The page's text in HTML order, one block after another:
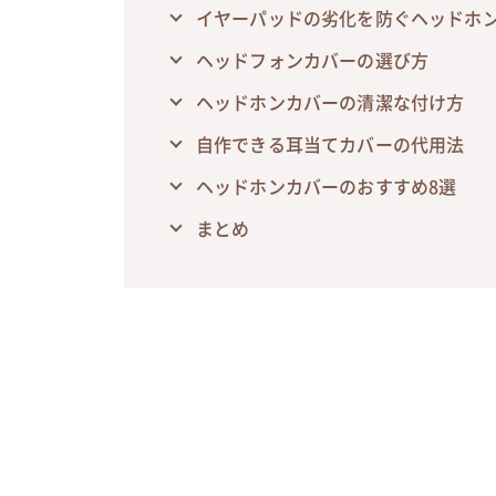
イヤーパッドの劣化を防ぐヘッドホ
ヘッドフォンカバーの選び方
ヘッドホンカバーの清潔な付け方
自作できる耳当てカバーの代用法
ヘッドホンカバーのおすすめ8選
まとめ